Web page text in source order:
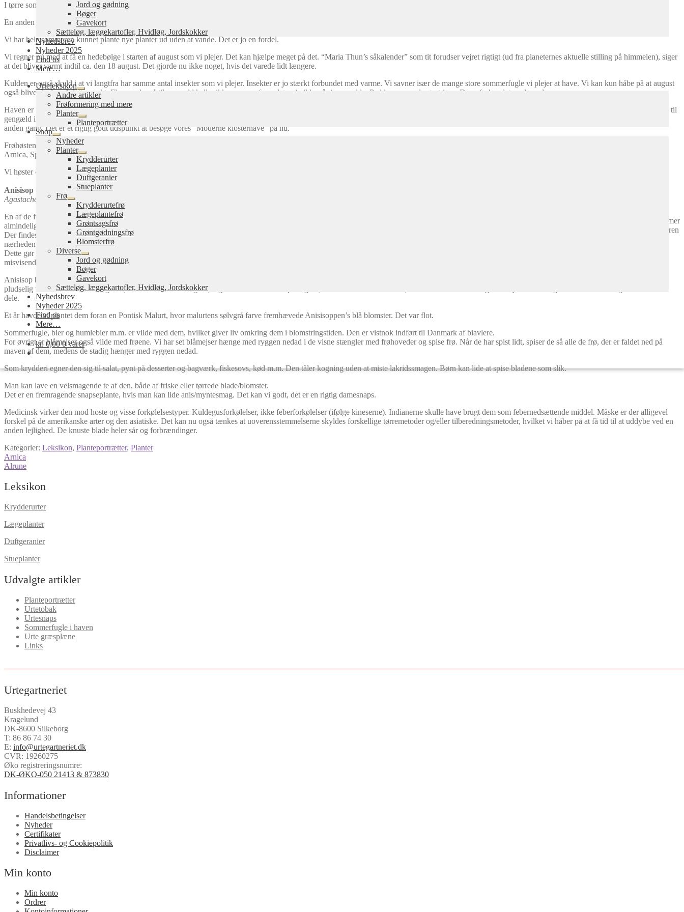
Jord og gødning
Bøger
Gavekort
Sætteløg, læggekartofler, Hvidløg, Jordskokker
Nyhedsbrev
Nyheder 2025
Find os
Mere…
Urteleksikon
Udfold
undermenu
Andre artikler
Frøformering med mere
Planter
Udfold
undermenu
Planteportrætter
Shop
Udfold
undermenu
Nyheder
Planter
Udfold
undermenu
Krydderurter
Lægeplanter
Duftgeranier
Stueplanter
Frø
Udfold
undermenu
Krydderurtefrø
Lægeplantefrø
Grøntsagsfrø
Grøntgødningsfrø
Blomsterfrø
Diverse
Udfold
undermenu
Jord og gødning
Bøger
Gavekort
Sætteløg, læggekartofler, Hvidløg, Jordskokker
Nyhedsbrev
Nyheder 2025
Find os
Mere…
kr.0,00 0 varer
I tørre somre får nogle planter til gengæld ægte meldug, så vi gartnere har heldigvis altid noget at klage over.
En anden ting der kan blive et problem, er om de sentblomstrende planter når at modne frø i år. Mange af vores planter vokser langsomt i kulden, og blomstrer senere end de plejer.
Vi har hele sommeren kunnet plante nye planter ud uden at vande. Det er jo en fordel.
Vi regner nu med at få en hedebølge i starten af august som vi plejer. Det kan hjælpe meget på det. “Maria Thun’s såkalender” som tit forudser vejret rigtigt (ud fra planeternes aktuelle stilling på himmelen), siger
at det bliver varmt indtil ca. den 18 august. Det gjorde nu ikke noget, hvis det varede lidt længere.
Kulden er også skyld i at vi langtfra har samme antal insekter som vi plejer. Insekter er jo stærkt forbundet med varme. Vi savner især de mange store sommerfugle vi plejer at have. Vi kan kun håbe på at august
også bliver bedre på dette punkt. Fluer er der så til gengæld heller ikke mange af, og det er jo ikke så ringe endda. Padder og snegle stortrives. De er forbundet med vand.
Haven er mindst lige så frodig som i sidste måned. Mange af de planter der blomstrede i sidste måned, gør det stadig. Hvis man fjerner de visne blomster, fortsætter de fleste planter med at blomstre. Man får så til
gengæld ingen frø. I mellemtiden er der kommet Agermåne, Balsam, Dild, Fennikel, Natlys, Oreganoer, Frugtsalvie, Purpursolhat, Torskemund, Gyldenris, Skt. Hansurt m.m. til. Kulsukker blomstrer nu for
anden gang. Det er et rigtig godt tidspunkt at besøge vores “Moderne klosterhave” på nu.
Frøhøsten er så småt i gang. Vi er begyndt at høste frø af Kamille, Baldrian, Skotsk Lostilk, Syre, Svaleurt, Spansk Kørvel, Arnica, Giftsalat, Salvie o.s.v.
Arnica, Spansk Kørvel, Baldrian m.fl. såes bedst med det samme. Kørvelen venter til foråret med at spire, medens de 2 andre spirer snart.
Vi høster også rigtig mange urter til tørring nu.
Anisisop
(Indianermynte, Lakridsmynte)
Agastache foeniculum
Anisisop med nartværmeren
En af de flotteste planter i vores have lige nu er er Anisisop. Rører man ved bladene eller blomsterne har den en forbavsende stærk lakridsduft. Vi har den i 2 modeller. Nemlig den
almindelige med blållilla blomster. Og den hvide, der også kaldes for Lakridsmynte.
Der findes flere arter, der alle kommer fra Amerika. Der findes også en asiatisk art, Agastache rugosa der bruges som medicin i Kina. Alle disse arter krydser, hvis de står i
nærheden af hinanden.
Dette gør ikke så meget, bare man er opmærksom på, at dem man bruger har en god lakridsduft. Vores erfaring er, at den blå er stærkere en den hvide, hvilket gør navnet Lakridsmynte til den hvide lidt
misvisende. Den er til gengæld køn.
Anisisop bliver1-1,5 m. høje ret brede buskagtige stauder. De blomstrer fra juni til den første frost. De er kortvarig flerårige. Det vil sige at hvis man ikke omplanter, eller deler dem hvert 2-3 år så bliver de
pludselig væk et forår. De sår sig selv, eller man kan selv tage frø og så de næste år. De spirer godt, bare man husker at små frø ikke må dækkes ret meget med jord. De er også nemme at stiklingeformere eller
dele.
Et år havde vi plantet dem foran en Pontisk Malurt, hvor malurtens sølvgrå farve fremhævede Anisisoppen’s blå blomster. Det var flot.
Sommerfugle, bier og humlebier m.m. er vilde med dem, hvilket giver liv omkring dem i blomstringstiden. Den er vistnok indført til Danmark af biavlere.
For øvrigt er blåmejser også vilde med frøene. Vi har set blåmejser hænge med ryggen nedad i de visne stængler med frøhoveder og spise frø. Når de har spist lidt, spiser de så alle de frø, der er faldet ned på
maven af dem, medens de stadig hænger med ryggen nedad.
Som krydderi egner den sig til salat, pynt på desserter og bagværk, fiskesovs, kød m.m. Den tåler kogning uden at miste lakridssmagen. Børn kan lide at spise bladene som slik.
Man kan lave en velsmagende te af den, både af friske eller tørrede blade/blomster.
Det er en fremragende snapseplante, hvis man kan lide anis/myntesmag. Det kan vi godt, det er en rigtig damesnaps.
Medicinsk virker den mod hoste og visse forkølelsestyper. Kuldegusforkølelser, ikke feberforkølelser (ifølge kineserne). Indianerne skulle have brugt dem som febernedsættende middel. Måske er der alligevel
forskel på de amerikanske arter og den asiatiske. Det kan nu også tænkes at uoverensstemmelserne skyldes forskellige tørremetoder og/eller tilberedningsmetoder, hvilket vi håber på at få tid til at uddybe ved en
anden lejlighed. De knuste blade heler sår og forbrændinger.
Kategorier: Leksikon, Planteportrætter, Planter
Indlægsnavigation
Forrige
indlæg:
Arnica
Næste
Alrune
Leksikon
Krydderurter
Lægeplanter
Duftgeranier
Stueplanter
Udvalgte artikler
Planteportrætter
Urtetobak
Urtesnaps
Sommerfugle i haven
Urte græsplæne
Links
Urtegartneriet
Buskhedevej 43
Kragelund
DK-8600 Silkeborg
T: 86 86 74 30
E: info@urtegartneriet.dk
CVR: 19260275
Øko registreringsnumre:
DK-ØKO-050 21413 & 873830
Informationer
Handelsbetingelser
Nyheder
Certifikater
Privatlivs- og Cookiepolitik
Disclaimer
Min konto
Min konto
Ordrer